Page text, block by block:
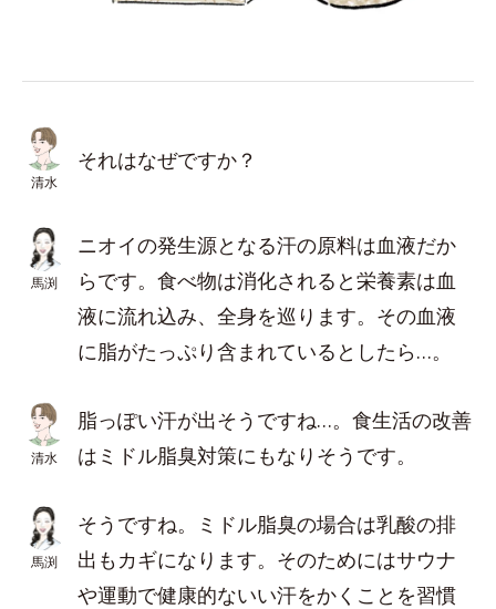
清水
それはなぜですか？
馬渕
ニオイの発生源となる汗の原料は血液だか
らです。食べ物は消化されると栄養素は血
液に流れ込み、全身を巡ります。その血液
に脂がたっぷり含まれているとしたら…。
清水
脂っぽい汗が出そうですね…。食生活の改善
はミドル脂臭対策にもなりそうです。
馬渕
そうですね。ミドル脂臭の場合は乳酸の排
出もカギになります。そのためにはサウナ
や運動で健康的ないい汗をかくことを習慣